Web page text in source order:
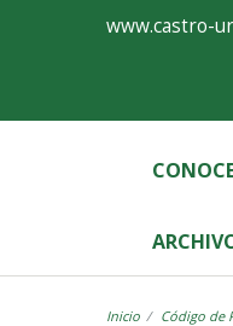
www.castro-
Inicio Código de